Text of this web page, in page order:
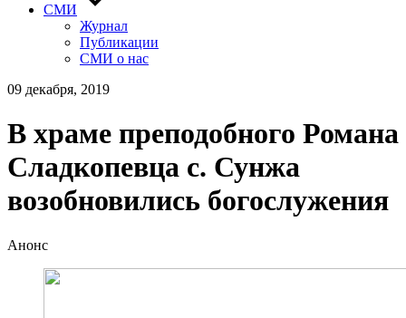
СМИ
Журнал
Публикации
СМИ о нас
09 декабря, 2019
В храме преподобного Романа
Сладкопевца с. Сунжа
возобновились богослужения
Анонс